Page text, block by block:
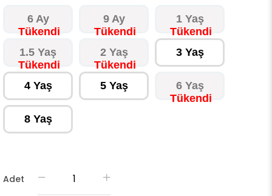
6 Ay 9 Ay 1 Yaş
1.5 Yaş 2 Yaş 3 Yaş
4 Yaş 5 Yaş 6 Yaş
8 Yaş
Adet